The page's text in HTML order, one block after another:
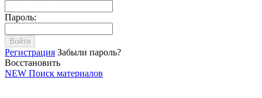
Пароль:
Войти
Регистрация Забыли пароль?
Восстановить
NEW Поиск материалов